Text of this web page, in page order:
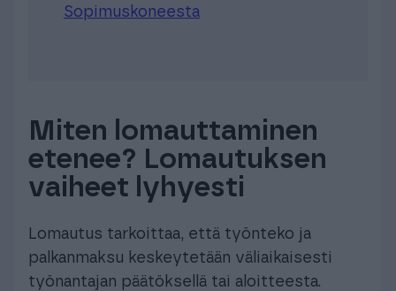
Sopimuskoneesta
Miten lomauttaminen
etenee? Lomautuksen
vaiheet lyhyesti
Lomautus tarkoittaa, että työnteko ja
palkanmaksu keskeytetään väliaikaisesti
työnantajan päätöksellä tai aloitteesta.